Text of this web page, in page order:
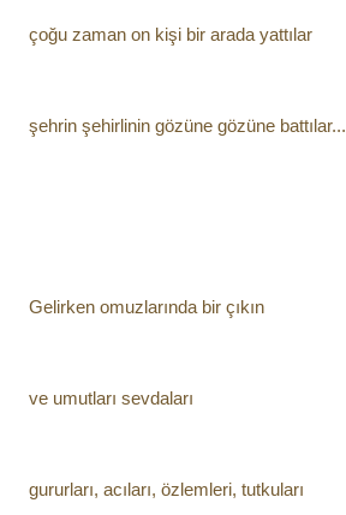
çoğu zaman on kişi bir arada yattılar
şehrin şehirlinin gözüne gözüne battılar...
Gelirken omuzlarında bir çıkın
ve umutları sevdaları
gururları, acıları, özlemleri, tutkuları